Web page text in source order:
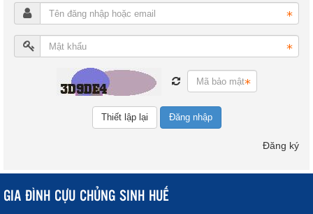
Đăng nhập
Đăng ký
GIA ĐÌNH CỰU CHỦNG SINH HUẾ